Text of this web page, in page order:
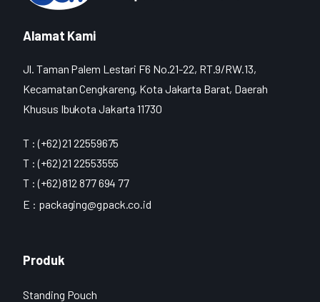
Alamat Kami
Jl. Taman Palem Lestari F6 No.21-22, RT.9/RW.13,
Kecamatan Cengkareng, Kota Jakarta Barat, Daerah
Khusus Ibukota Jakarta 11730
T : (+62) 21 22559675
T : (+62) 21 22553555
T : (+62) 812 877 694 77
E : packaging@gpack.co.id
Produk
Standing Pouch